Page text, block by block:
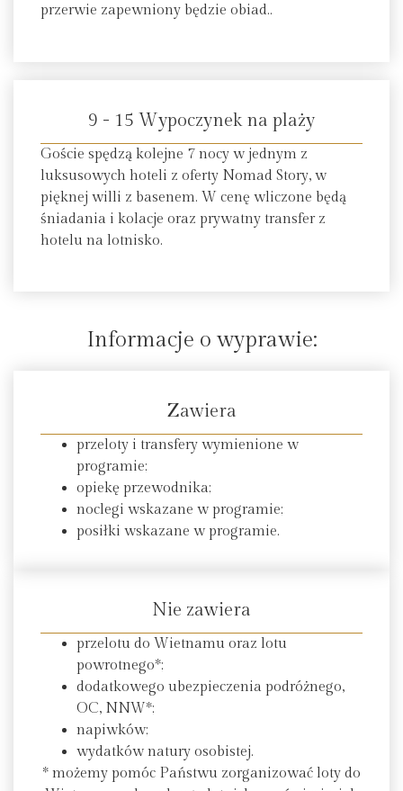
przerwie zapewniony będzie obiad..
9 - 15 Wypoczynek na plaży
Goście spędzą kolejne 7 nocy w jednym z
luksusowych hoteli z oferty Nomad Story, w
pięknej willi z basenem. W cenę wliczone będą
śniadania i kolacje oraz prywatny transfer z
hotelu na lotnisko.
Informacje o wyprawie:
Zawiera
przeloty i transfery wymienione w
programie;
opiekę przewodnika;
noclegi wskazane w programie;
posiłki wskazane w programie.
Nie zawiera
przelotu do Wietnamu oraz lotu
powrotnego*;
dodatkowego ubezpieczenia podróżnego,
OC, NNW*;
napiwków;
wydatków natury osobistej.
* możemy pomóc Państwu zorganizować loty do